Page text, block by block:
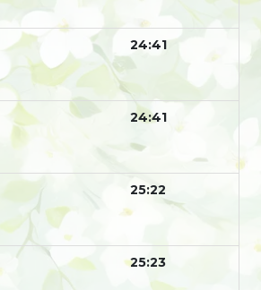
24:41
24:41
25:22
25:23